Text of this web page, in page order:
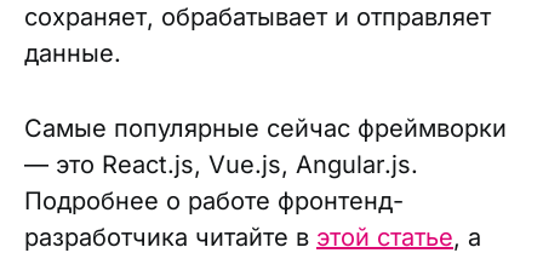
сохраняет, обрабатывает и отправляет
данные.
Самые популярные сейчас фреймворки
— это React.js, Vue.js, Angular.js.
Подробнее о работе фронтенд-
разработчика читайте в этой статье, а